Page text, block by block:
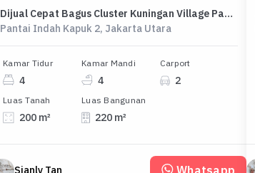
Dijual Cepat Bagus Cluster Kuningan Village Pantai Indah Kapuk 2 PPJB
Pantai Indah Kapuk 2, Jakarta Utara
Kamar Tidur
4
Kamar Mandi
4
Carport
2
Luas Tanah
200 m²
Luas Bangunan
220 m²
Sianly Tan Whatsapp